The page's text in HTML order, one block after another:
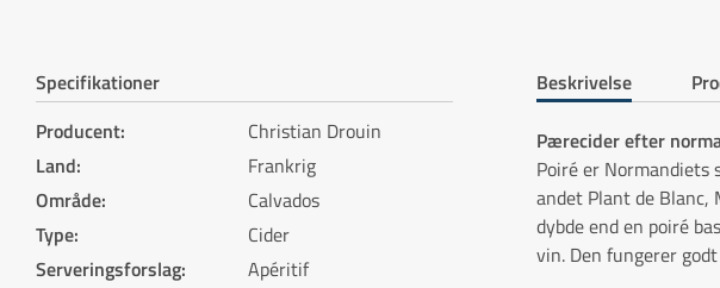
Specifikationer
Producent:
Christian Drouin
Land:
Frankrig
Område:
Calvados
Type:
Cider
Serveringsforslag:
Apéritif
Beskrivelse
Pærecider efter
Poiré er
andet Plant de Blanc,
dybde end en poiré
vin. Den fungerer